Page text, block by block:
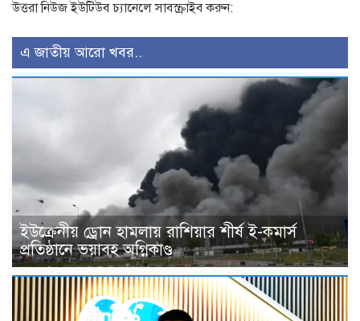
উত্তরা নিউজ ইউটিউব চ্যানেলে সাবস্ক্রাইব করুন:
এ জাতীয় আরো খবর..
ইউক্রেনীয় ড্রোন হামলায় রাশিয়ার শীর্ষ ই-কমার্স
প্রতিষ্ঠানে ভয়াবহ অগ্নিকাণ্ড